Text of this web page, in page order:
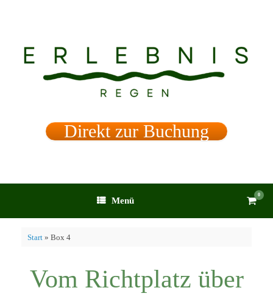
Direkt zur Buchung
Menü
0
Start» Box 4
Vom Richtplatz über